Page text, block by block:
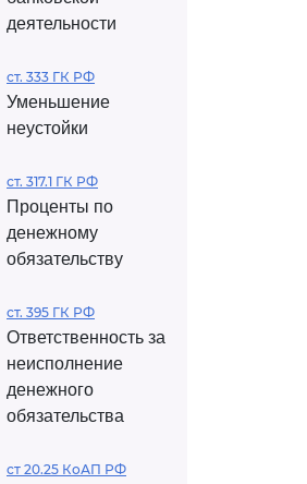
деятельности
ст. 333 ГК РФ
Уменьшение
неустойки
ст. 317.1 ГК РФ
Проценты по
денежному
обязательству
ст. 395 ГК РФ
Ответственность за
неисполнение
денежного
обязательства
ст 20.25 КоАП РФ